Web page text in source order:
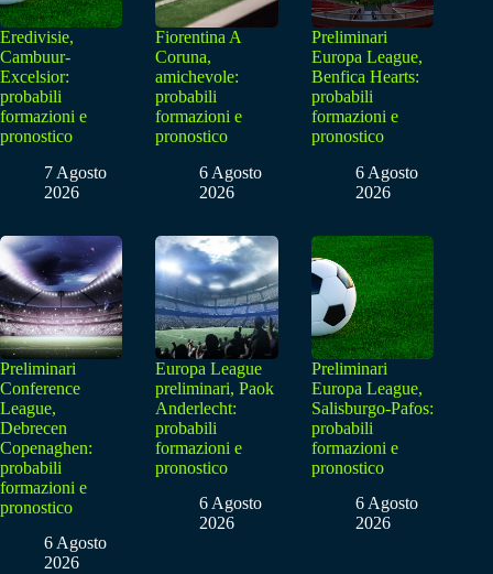
Eredivisie,
Cambuur-
Excelsior:
probabili
formazioni e
pronostico
7 Agosto
2026
Fiorentina A
Coruna,
amichevole:
probabili
formazioni e
pronostico
6 Agosto
2026
Preliminari
Europa League,
Benfica Hearts:
probabili
formazioni e
pronostico
6 Agosto
2026
Preliminari
Conference
League,
Debrecen
Copenaghen:
probabili
formazioni e
pronostico
6 Agosto
2026
Europa League
preliminari, Paok
Anderlecht:
probabili
formazioni e
pronostico
6 Agosto
2026
Preliminari
Europa League,
Salisburgo-Pafos:
probabili
formazioni e
pronostico
6 Agosto
2026